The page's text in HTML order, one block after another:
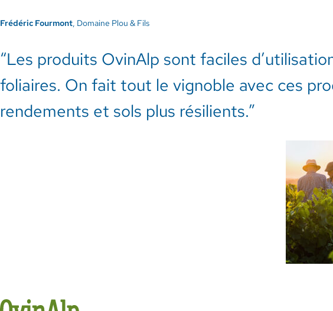
Frédéric Fourmont, Domaine Plou & Fils
“Les produits OvinAlp sont faciles
foliaires. On fait tout le vignoble avec ces
rendements et sols plus résilients.”